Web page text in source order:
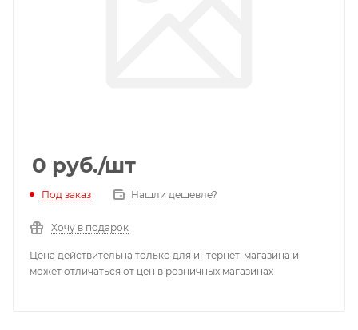
0 руб./шт
Под заказ Нашли дешевле?
Хочу в подарок
Цена действительна только для интернет-магазина и
может отличаться от цен в розничных магазинах